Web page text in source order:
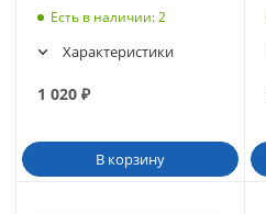
Есть в наличии: 2
Характеристики
1 020 ₽
В корзину